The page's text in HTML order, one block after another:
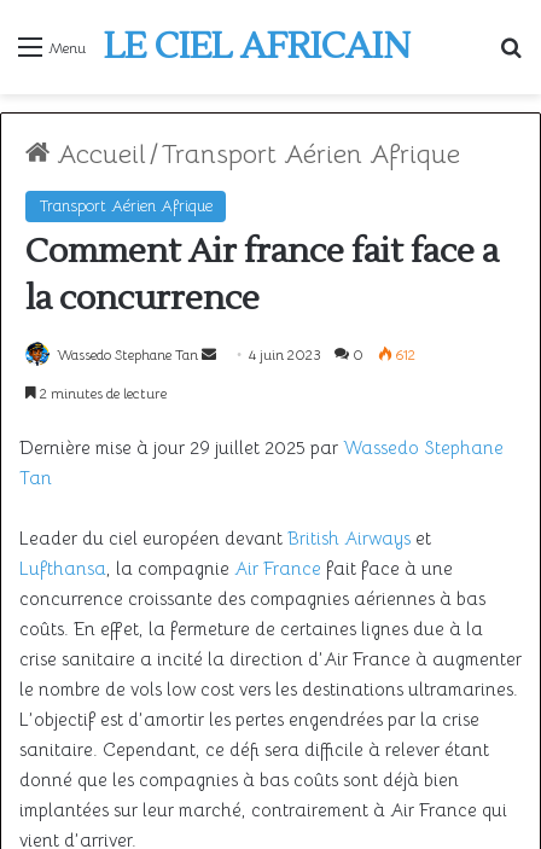
Menu LE CIEL AFRICAIN
Accueil/Transport Aérien Afrique
Transport Aérien Afrique
Comment Air france fait face a
la concurrence
Wassedo Stephane Tan
Envoyer4 juin 2023 0 612
2 minutes de lecture
Dernière mise à jour 29 juillet 2025 par Wassedo Stephane
Tan
Leader du ciel européen devant British Airways et
Lufthansa, la compagnie Air France fait face à une
concurrence croissante des compagnies aériennes à bas
coûts. En effet, la fermeture de certaines lignes due à la
crise sanitaire a incité la direction d’Air France à augmenter
le nombre de vols low cost vers les destinations ultramarines.
L’objectif est d’amortir les pertes engendrées par la crise
sanitaire. Cependant, ce défi sera difficile à relever étant
donné que les compagnies à bas coûts sont déjà bien
implantées sur leur marché, contrairement à Air France qui
vient d’arriver.